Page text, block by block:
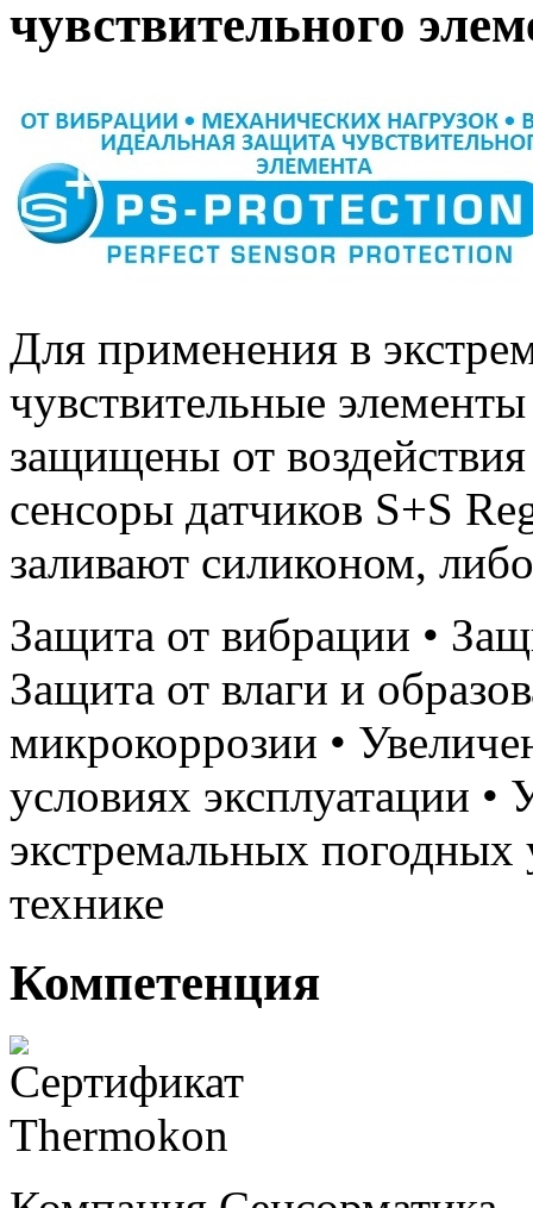
чувствительного
Для применения в
чувствительные
защищены от
сенсоры датчиков S+S
заливают силиконом,
Защита от вибрации •
Защита от влаги и
микрокоррозии •
условиях эксплуатации
экстремальных погодных
технике
Компетенция